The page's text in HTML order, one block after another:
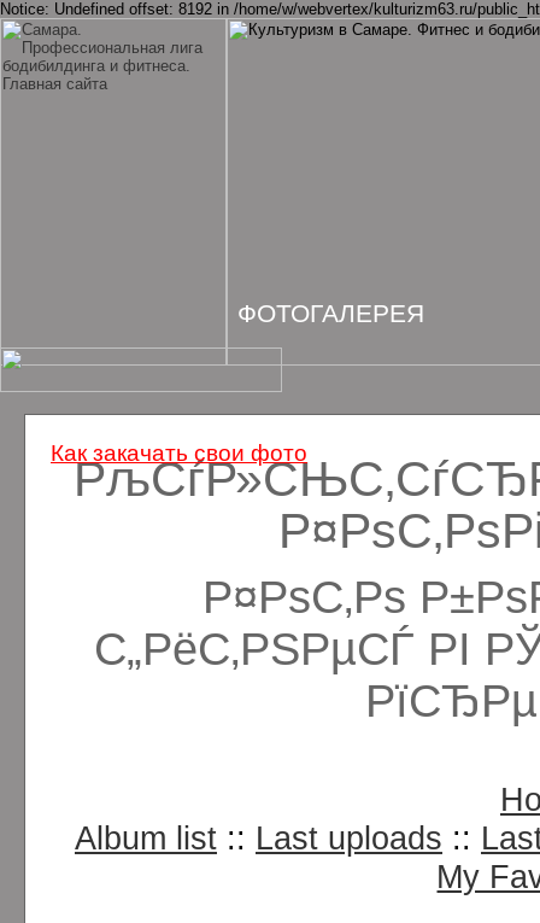
Notice: Undefined offset: 8192 in /home/w/webvertex/kulturizm63.ru/
Р¤РѕС‚Рѕ
С„РёС‚РЅРµСЃ РІ
Album list :: Last uploads ::
My
ФОТОГАЛЕРЕЯ
Как закачать свои фото